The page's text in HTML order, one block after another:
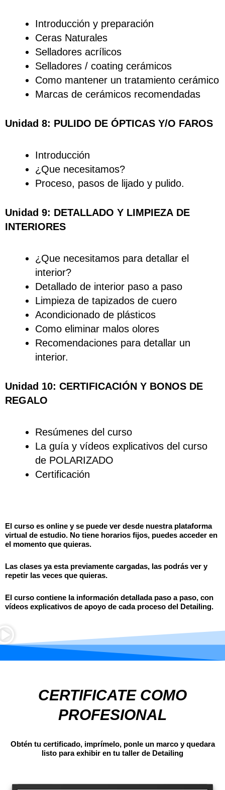
Introducción y preparación
Ceras Naturales
Selladores acrílicos
Selladores / coating cerámicos
Como mantener un tratamiento cerámico
Marcas de cerámicos recomendadas
Unidad 8: PULIDO DE ÓPTICAS Y/O FAROS
Introducción
¿Que necesitamos?
Proceso, pasos de lijado y pulido.
Unidad 9: DETALLADO Y LIMPIEZA DE
INTERIORES
¿Que necesitamos para detallar el
interior?
Detallado de interior paso a paso
Limpieza de tapizados de cuero
Acondicionado de plásticos
Como eliminar malos olores
Recomendaciones para detallar un
interior.
Unidad 10: CERTIFICACIÓN Y BONOS DE
REGALO
Resúmenes del curso
La guía y vídeos explicativos del curso
de POLARIZADO
Certificación
El curso es online y se puede ver desde nuestra plataforma
virtual de estudio. No tiene horarios fijos, puedes acceder en
el momento que quieras.
Las clases ya esta previamente cargadas, las podrás ver y
repetir las veces que quieras.
El curso contiene la información detallada paso a paso, con
vídeos explicativos de apoyo de cada proceso del Detailing.
CERTIFICATE COMO
PROFESIONAL
Obtén tu certificado, imprímelo, ponle un marco y quedara
listo para exhibir en tu taller de Detailing